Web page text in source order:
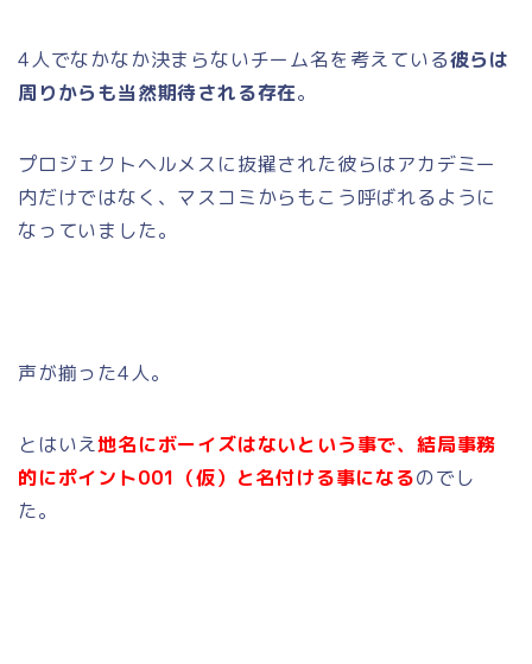
4人でなかなか決まらないチーム名を考えている彼らは
周りからも当然期待される存在。
プロジェクトヘルメスに抜擢された彼らはアカデミー
内だけではなく、マスコミからもこう呼ばれるように
なっていました。
声が揃った4人。
とはいえ地名にボーイズはないという事で、結局事務
的にポイント001（仮）と名付ける事になるのでし
た。